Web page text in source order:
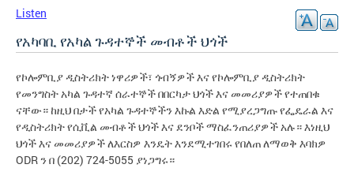
Listen
የአካባቢ የአካል ጉዳተኞች መብቶች ህጎች
የኮሎምቢያ ዲስትሪክት ነዋሪዎች፣ ጎብኝዎች እና የኮሎምቢያ ዲስትሪክት
የመንግስት አካል ጉዳተኛ ሰራተኞች በበርካታ ህጎች እና መመሪያዎች የተጠበቁ
ናቸው። ከዚህ በታች የአካል ጉዳተኞችን እኩል እድል የሚያረጋግጡ የፌዴራል እና
የዲስትሪክት የሲቪል መብቶች ህጎች እና ደንቦች ማስፈንጠሪያዎች አሉ። እነዚህ
ህጎች እና መመሪያዎች ለእርስዎ እንዴት እንደሚተገበሩ የበለጠ ለማወቅ እባክዎ
ODR ን በ (202) 724-5055 ያነጋግሩ።